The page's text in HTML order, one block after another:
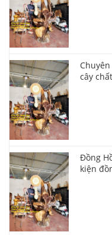
cây
Đồng
kiện